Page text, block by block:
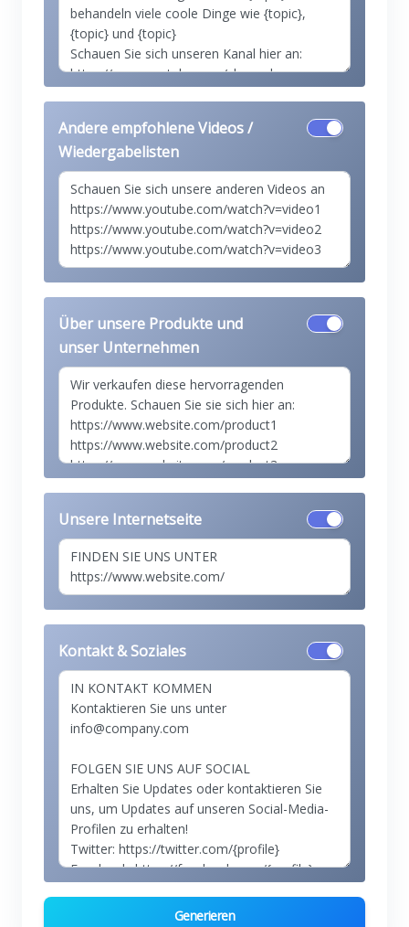
Andere empfohlene Videos /
Wiedergabelisten
Über unsere Produkte und
unser Unternehmen
Unsere Internetseite
Kontakt & Soziales
Generieren